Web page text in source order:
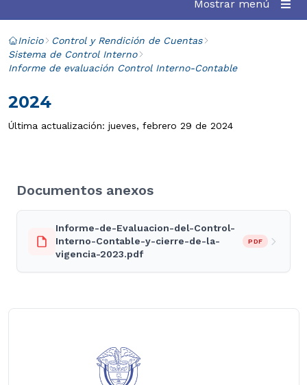
Mostrar menú
Inicio
Control y Rendición de Cuentas
Sistema de Control Interno
Informe de evaluación Control Interno-Contable
2024
Última actualización: jueves, febrero 29 de 2024
Documentos anexos
Informe-de-Evaluacion-del-Control-
Interno-Contable-y-cierre-de-la-
vigencia-2023.pdf
PDF